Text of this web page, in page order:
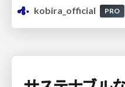
kobira_official
PRO